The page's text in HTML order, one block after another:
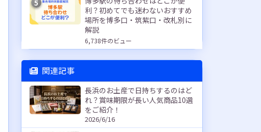
5
利？初めてでも迷わないおすすめ
場所を博多口・筑紫口・改札別に
解説
6,738件のビュー
関連記事
長浜のお土産で日持ちするのはど
れ？賞味期限が長い人気商品10選
をご紹介！
2026/6/16